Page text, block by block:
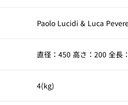
Paolo Lucidi & Luca
直径：450 高さ：200 全長
4(kg)